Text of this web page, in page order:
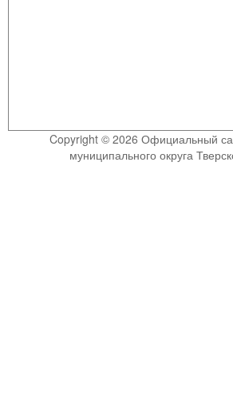
Copyright © 2026 Официальный
муниципального округа